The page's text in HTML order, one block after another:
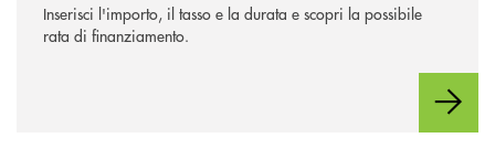
Inserisci l'importo, il tasso e la durata e scopri la possibile
rata di finanziamento.